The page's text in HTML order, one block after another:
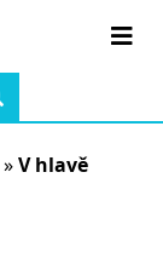
»V hlavě